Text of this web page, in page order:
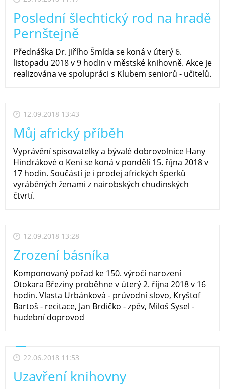
Poslední šlechtický rod na hradě
Pernštejně
Přednáška Dr. Jiřího Šmída se koná v úterý 6.
listopadu 2018 v 9 hodin v městské knihovně. Akce je
realizována ve spolupráci s Klubem seniorů - učitelů.
12.09.2018 13:43
Můj africký příběh
Vyprávění spisovatelky a bývalé dobrovolnice Hany
Hindrákové o Keni se koná v pondělí 15. října 2018 v
17 hodin. Součástí je i prodej afrických šperků
vyráběných ženami z nairobských chudinských
čtvrtí.
12.09.2018 13:28
Zrození básníka
Komponovaný pořad ke 150. výročí narození
Otokara Březiny proběhne v úterý 2. října 2018 v 16
hodin. Vlasta Urbánková - průvodní slovo, Kryštof
Bartoš - recitace, Jan Brdičko - zpěv, Miloš Sysel -
hudební doprovod
22.06.2018 11:53
Uzavření knihovny